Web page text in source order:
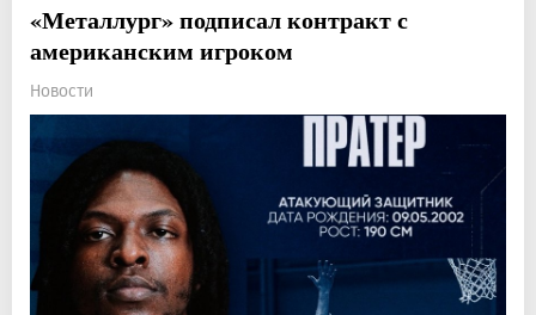
«Металлург» подписал контракт с
американским игроком
Новости